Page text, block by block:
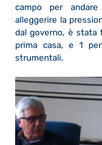
campo per
alleggerire la
dal governo, è stata
prima casa, e 1
strumentali.